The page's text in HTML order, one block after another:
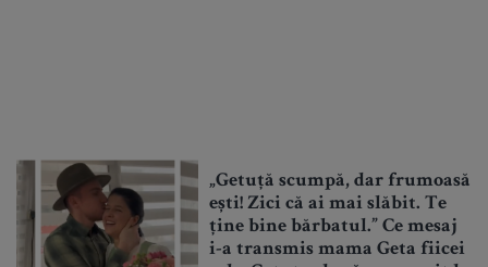
„Getuță scumpă, dar frumoasă
ești! Zici că ai mai slăbit. Te
ține bine bărbatul.” Ce mesaj
i-a transmis mama Geta fiicei